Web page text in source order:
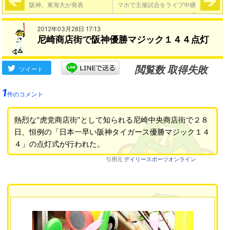
阪神。東海大が発表
マホで主催試合をライブ中継
→
2012年03月28日 17:13
尼崎商店街で阪神優勝マジック１４４点灯
ツイート
閲覧数 取得失敗
1件のコメント
熱烈な“虎党商店街”として知られる尼崎中央商店街で２８
日、恒例の「日本一早い阪神タイガース優勝マジック１４
４」の点灯式が行われた。
引用元 デイリースポーツオンライン